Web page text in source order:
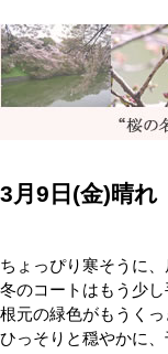
3月9日(金)晴れ
ちょっぴり寒そうに
冬のコートはもう少し
根元の緑色がもうく
ひっそりと穏やかに